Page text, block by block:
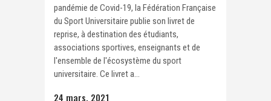
pandémie de Covid-19, la Fédération Française
du Sport Universitaire publie son livret de
reprise, à destination des étudiants,
associations sportives, enseignants et de
l'ensemble de l'écosystème du sport
universitaire. Ce livret a...
24 mars, 2021